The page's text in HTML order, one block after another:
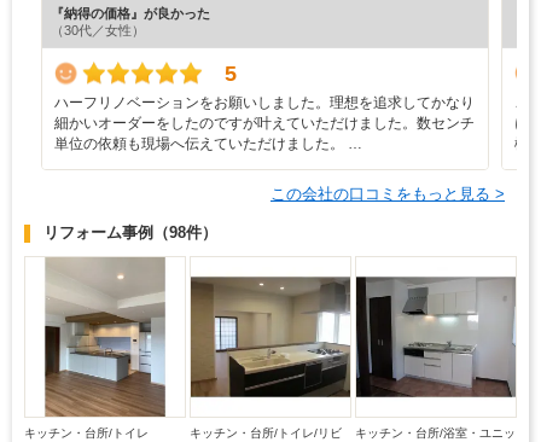
『納得の価格』が良かった
（30代／女性）
5
ハーフリノベーションをお願いしました。理想を追求してかなり
細かいオーダーをしたのですが叶えていただけました。数センチ
単位の依頼も現場へ伝えていただけました。 …
こ
に
機
この会社の口コミをもっと見る >
リフォーム事例 （98件）
キッチン・台所/トイレ
キッチン・台所/トイレ/リビ
キッチン・台所/浴室・ユニッ